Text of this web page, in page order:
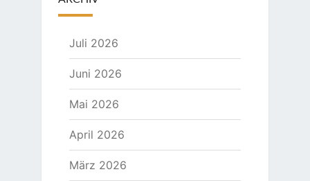
Juli 2026
Juni 2026
Mai 2026
April 2026
März 2026